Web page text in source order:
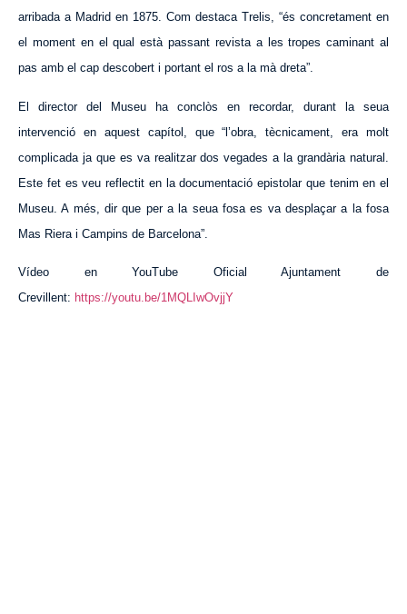
arribada a Madrid en 1875. Com destaca Trelis, “és concretament en
el moment en el qual està passant revista a les tropes caminant al
pas amb el cap descobert i portant el ros a la mà dreta”.
El director del Museu ha conclòs en recordar, durant la seua
intervenció en aquest capítol, que “l’obra, tècnicament, era molt
complicada ja que es va realitzar dos vegades a la grandària natural.
Este fet es veu reflectit en la documentació epistolar que tenim en el
Museu. A més, dir que per a la seua fosa es va desplaçar a la fosa
Mas Riera i Campins de Barcelona”.
Vídeo en YouTube Oficial Ajuntament de
Crevillent: https://youtu.be/1MQLIwOvjjY